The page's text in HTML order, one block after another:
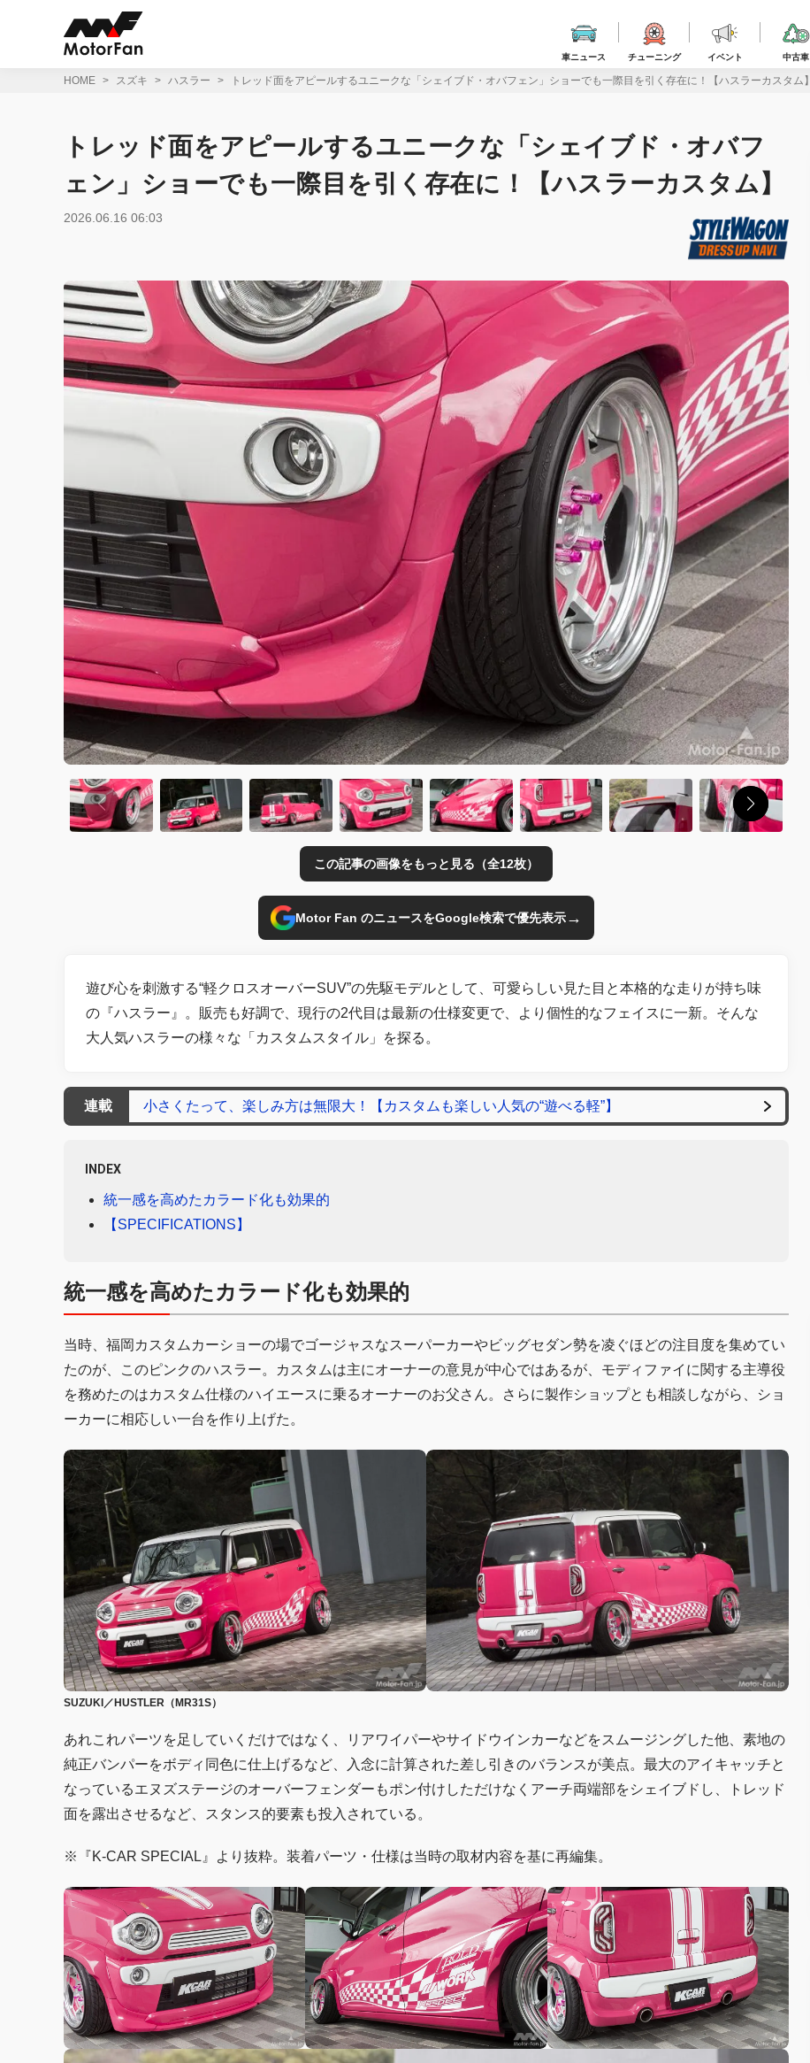
車ニュース チューニング イベント 中古車
HOME スズキ ハスラー トレッド面をアピールするユニークな「シェイブド・オバフェン」ショーでも一際目を引く存在に！【ハスラーカスタム】
トレッド面をアピールするユニークな「シェイブド・オバフ
ェン」ショーでも一際目を引く存在に！【ハスラーカスタム】
2026.06.16 06:03
この記事の画像をもっと見る（全12枚）
Motor Fan のニュースをGoogle検索で優先表示→
遊び心を刺激する“軽クロスオーバーSUV”の先駆モデルとして、可愛らしい見た目と本格的な走りが持ち味
の『ハスラー』。販売も好調で、現行の2代目は最新の仕様変更で、より個性的なフェイスに一新。そんな
大人気ハスラーの様々な「カスタムスタイル」を探る。
連載 小さくたって、楽しみ方は無限大！【カスタムも楽しい人気の“遊べる軽”】
INDEX
統一感を高めたカラード化も効果的
【SPECIFICATIONS】
統一感を高めたカラード化も効果的
当時、福岡カスタムカーショーの場でゴージャスなスーパーカーやビッグセダン勢を凌ぐほどの注目度を集めてい
たのが、このピンクのハスラー。カスタムは主にオーナーの意見が中心ではあるが、モディファイに関する主導役
を務めたのはカスタム仕様のハイエースに乗るオーナーのお父さん。さらに製作ショップとも相談しながら、ショ
ーカーに相応しい一台を作り上げた。
SUZUKI／HUSTLER（MR31S）
あれこれパーツを足していくだけではなく、リアワイパーやサイドウインカーなどをスムージングした他、素地の
純正バンパーをボディ同色に仕上げるなど、入念に計算された差し引きのバランスが美点。最大のアイキャッチと
なっているエヌズステージのオーバーフェンダーもポン付けしただけなくアーチ両端部をシェイブドし、トレッド
面を露出させるなど、スタンス的要素も投入されている。
※『K-CAR SPECIAL』より抜粋。装着パーツ・仕様は当時の取材内容を基に再編集。